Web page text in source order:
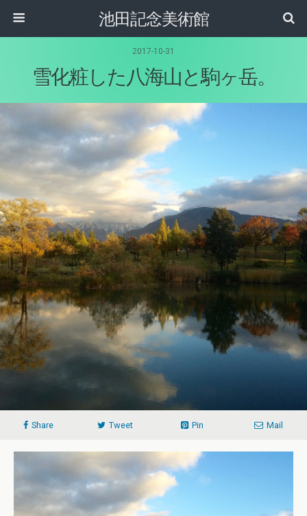
池田記念美術館
2017-10-31
雪化粧した八海山と駒ヶ岳。
Share Tweet Pin Mail